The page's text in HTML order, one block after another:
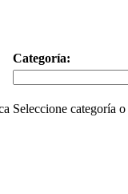
Categoría:
Seleccione categoría